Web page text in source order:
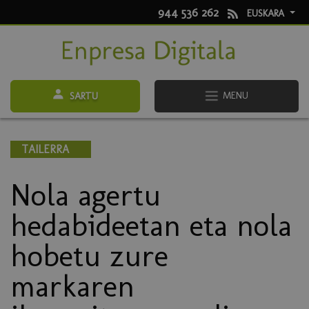
944 536 262 EUSKARA
SARTU MENU
TAILERRA
Nola agertu
hedabideetan eta nola
hobetu zure
markaren